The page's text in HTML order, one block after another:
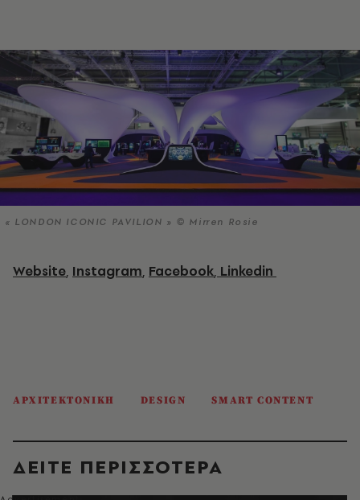
« LONDON ICONIC PAVILION » © Mirren Rosie
Website, Instagram, Facebook, Linkedin
ΑΡΧΙΤΕΚΤΟΝΙΚΗ DESIGN SMART CONTENT
ΔΕΙΤΕ ΠΕΡΙΣΣΟΤΕΡΑ